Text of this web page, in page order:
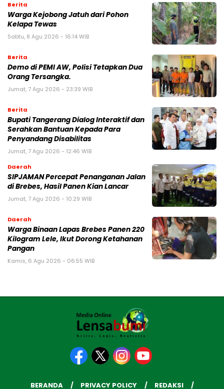
Berita
Warga Kejobong Jatuh dari Pohon
Kelapa Tewas
Sabtu, 8 Agu 2026 - 16:14 WIB
Berita
Demo di PEMI AW, Polisi Tetapkan Dua
Orang Tersangka.
Jumat, 7 Agu 2026 - 23:39 WIB
Berita
Bupati Tangerang Dialog Interaktif dan
Serahkan Bantuan Kepada Para
Penyandang Disabilitas
Jumat, 7 Agu 2026 - 12:46 WIB
Daerah
SIPJAMAN Percepat Penanganan Jalan
di Brebes, Hasil Panen Kian Lancar
Jumat, 7 Agu 2026 - 10:29 WIB
Daerah
Warga Binaan Lapas Brebes Panen 220
Kilogram Lele, Ikut Dorong Ketahanan
Pangan
Kamis, 6 Agu 2026 - 06:55 WIB
BERANDA PRIVACY POLICY REDAKSI